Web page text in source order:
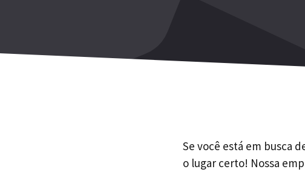
Se você está em busca
o lugar certo! Nossa